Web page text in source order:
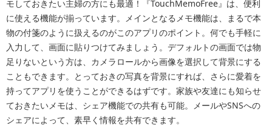
モしておきたい主婦の方にも最適！『TouchMemoFree』は、便利
に使える機能が揃っています。メインとなるメモ機能は、まるで本
物の付箋のように扱えるのがこのアプリのポイント。何でも手軽に
入力して、画面に貼りつけてみましょう。デフォルトの画面では物
足りないという方は、カメラロールから画像を選択して背景にする
こともできます。とっておきの写真を背景にすれば、さらに愛着を
持ってアプリを使うことができるはずです。家族や友達にも知らせ
ておきたいメモは、シェア機能での共有も可能。メールやSNSへの
シェアによって、素早く情報を共有できます。